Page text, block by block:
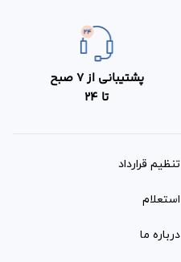
پشتیبانی از 7 صبح
تا 24
تنظیم قرارداد
استعلام
درباره ما